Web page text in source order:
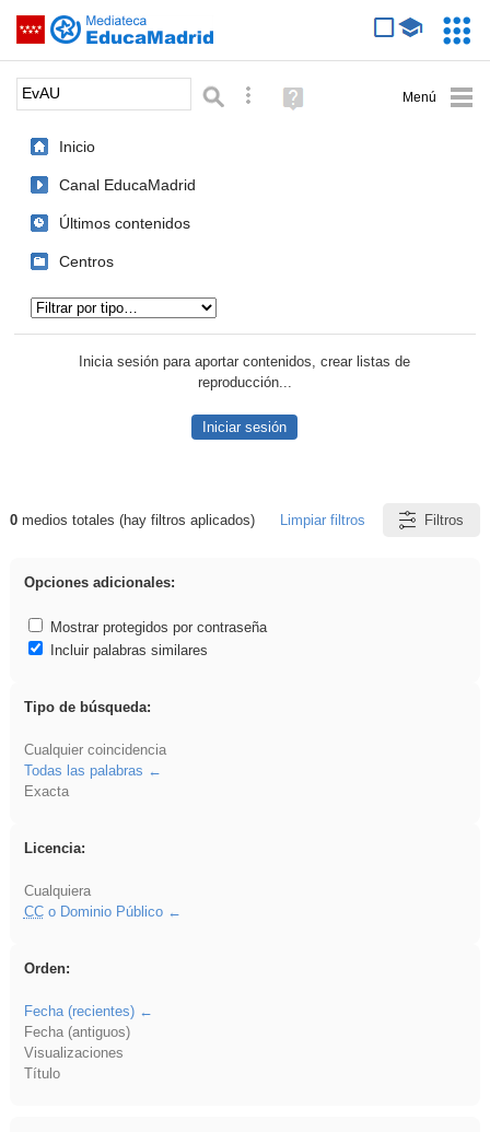
Saltar navegación
Palabra o frase: Búsqueda avanzada
Ayuda
(en
Inicio
Canal EducaMadrid
Últimos contenidos
Centros
Inicia sesión para aportar contenidos, crear listas de
reproducción...
Iniciar sesión
Resultados de: EvAU
0medios totales (hay filtros aplicados) Limpiar filtros Filtros
Opciones adicionales:
Mostrar protegidos por contraseña
Incluir palabras similares
Tipo de búsqueda:
Cualquier coincidencia
Todas las palabras
Exacta
Licencia:
Cualquiera
CCo Dominio Público
Orden:
Fecha (recientes)
Fecha (antiguos)
Visualizaciones
Título